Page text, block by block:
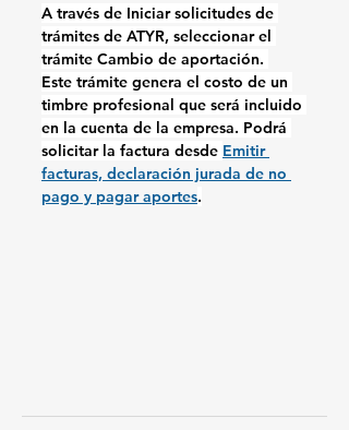
A través de Iniciar solicitudes de
trámites de ATYR, seleccionar el
trámite Cambio de aportación.
Este trámite genera el costo de un
timbre profesional que será incluido
en la cuenta de la empresa. Podrá
solicitar la factura desde Emitir
facturas, declaración jurada de no
pago y pagar aportes.